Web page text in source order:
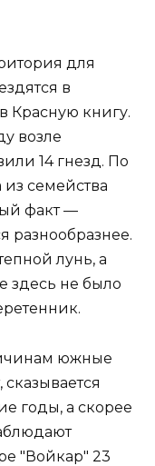
для
в
Красную книгу.
возле
14 гнезд. По
из семейства
факт —
разнообразнее.
лунь, а
здесь не было
южные
годы, а скорее
"Войкар" 23